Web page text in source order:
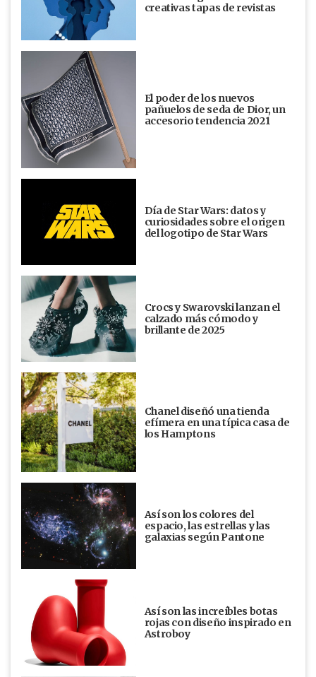
creativas tapas de revistas
El poder de los nuevos
pañuelos de seda de Dior, un
accesorio tendencia 2021
Día de Star Wars: datos y
curiosidades sobre el origen
del logotipo de Star Wars
Crocs y Swarovski lanzan el
calzado más cómodo y
brillante de 2025
Chanel diseñó una tienda
efímera en una típica casa de
los Hamptons
Así son los colores del
espacio, las estrellas y las
galaxias según Pantone
Así son las increíbles botas
rojas con diseño inspirado en
Astroboy